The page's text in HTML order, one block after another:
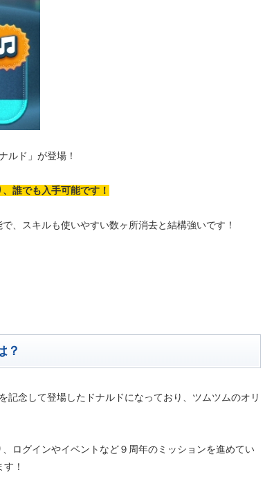
ルド」が登場！
誰でも入手可能です！
、スキルも使いやすい数ヶ所消去と結構強いです！
？
記念して登場したドナルドになっており、ツムツムのオリ
ログインやイベントなど９周年のミッションを進めてい
！